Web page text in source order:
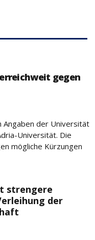
gegen
Angaben der Universität
Universität. Die
mögliche Kürzungen
strengere
der